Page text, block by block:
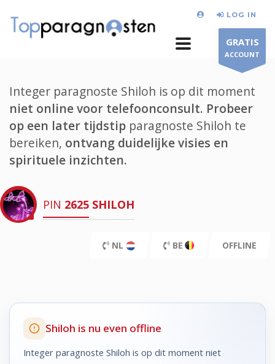
LOG IN
GRATIS
ACCOUNT
Integer paragnoste Shiloh is op dit moment
niet online voor telefoonconsult. Probeer
op een later tijdstip paragnoste Shiloh te
bereiken, ontvang duidelijke visies en
spirituele inzichten.
PIN 2625 SHILOH
NL BE OFFLINE
Shiloh is nu even offline
Integer paragnoste Shiloh is op dit moment niet